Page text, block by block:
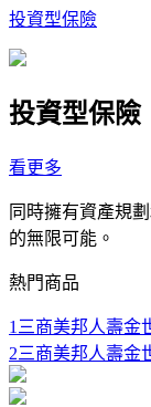
投資型保險
投資型保險
看更多
同時擁有資產規
的無限可能。
熱門商品
1 三商美邦人壽金
2三商美邦人壽金